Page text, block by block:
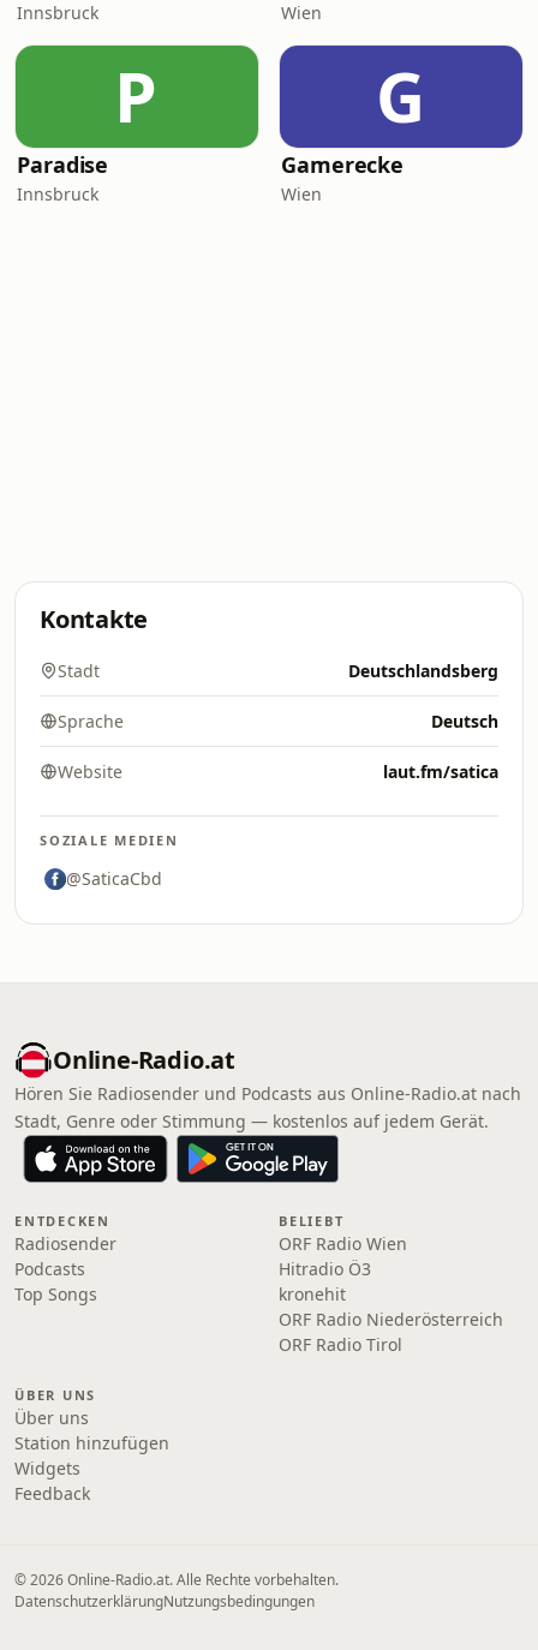
Innsbruck Wien
P
Paradise
Innsbruck
G
Gamerecke
Wien
Kontakte
Stadt Deutschlandsberg
Sprache Deutsch
Website laut.fm/satica
SOZIALE MEDIEN
@SaticaCbd
Online‑Radio.at
Hören Sie Radiosender und Podcasts aus Online‑Radio.at nach
Stadt, Genre oder Stimmung — kostenlos auf jedem Gerät.
ENTDECKEN
Radiosender
Podcasts
Top Songs
BELIEBT
ORF Radio Wien
Hitradio Ö3
kronehit
ORF Radio Niederösterreich
ORF Radio Tirol
ÜBER UNS
Über uns
Station hinzufügen
Widgets
Feedback
© 2026 Online‑Radio.at. Alle Rechte vorbehalten.
DatenschutzerklärungNutzungsbedingungen